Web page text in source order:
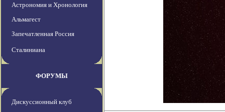
Астрономия и Хронология
Альмагест
Запечатленная Россия
Сталиниана
ФОРУМЫ
Дискуссионный клуб